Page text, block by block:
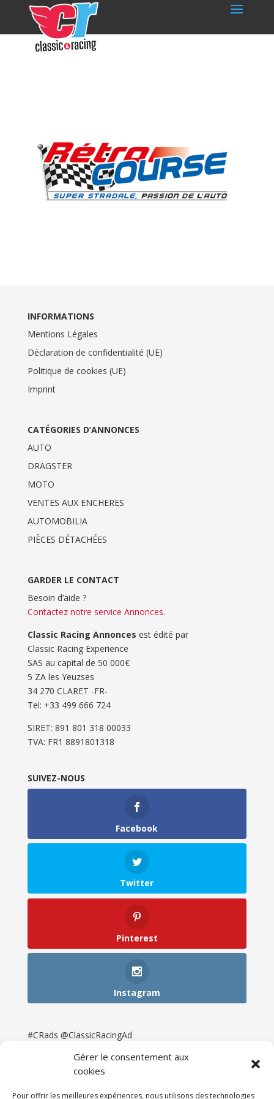
Gérer le consentement aux
cookies
Pour offrir les meilleures expériences, nous utilisons des technologies
INFORMATIONS
Mentions Légales
Déclaration de confidentialité (UE)
Politique de cookies (UE)
Imprint
CATÉGORIES D’ANNONCES
AUTO
DRAGSTER
MOTO
VENTES AUX ENCHERES
AUTOMOBILIA
PIÈCES DÉTACHÉES
GARDER LE CONTACT
Besoin d’aide ?
Contactez notre service Annonces.
Classic Racing Annonces est édité par
Classic Racing Experience
SAS au capital de 50 000€
5 ZA les Yeuzses
34 270 CLARET -FR-
Tel: ‭+33 499 666 724‬
SIRET: 891 801 318 00033
TVA: FR1 8891801318
SUIVEZ-NOUS
Facebook
Twitter
Pinterest
Instagram
#CRads @ClassicRacingAd